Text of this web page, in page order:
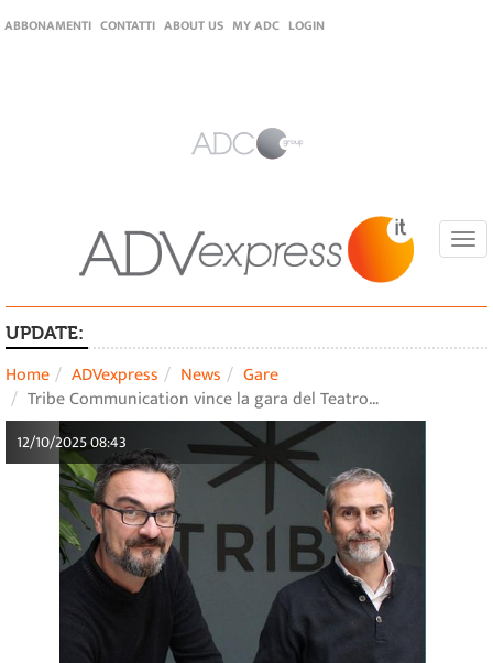
ABBONAMENTI CONTATTI ABOUT US MY ADC LOGIN
UPDATE:
Home ADVexpress News
Gare
Tribe Communication vince la gara del Teatro…
12/10/2025 08:43